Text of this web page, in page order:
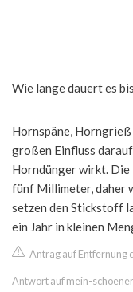
Wie lange dauert es
Hornspäne,
großen Einfluss
Horndünger wirkt.
fünf Millimeter, daher
setzen den Stickstoff
ein Jahr in kleinen
Antrag auf Entfernung
Antwort auf mein-